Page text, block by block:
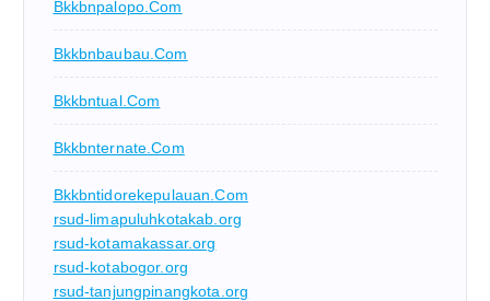
Bkkbnpalopo.com
Bkkbnbaubau.com
Bkkbntual.com
Bkkbnternate.com
Bkkbntidorekepulauan.com
rsud-limapuluhkotakab.org
rsud-kotamakassar.org
rsud-kotabogor.org
rsud-tanjungpinangkota.org